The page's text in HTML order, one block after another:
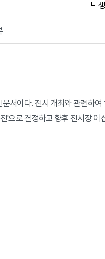
서이다. 전시 개최와 관련하
'으로 결정하고 향후 전시장